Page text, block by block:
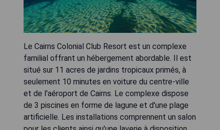
Le Cairns Colonial Club Resort est un complexe
familial offrant un hébergement abordable. Il est
situé sur 11 acres de jardins tropicaux primés, à
seulement 10 minutes en voiture du centre-ville
et de l'aéroport de Cairns. Le complexe dispose
de 3 piscines en forme de lagune et d'une plage
artificielle. Les installations comprennent un salon